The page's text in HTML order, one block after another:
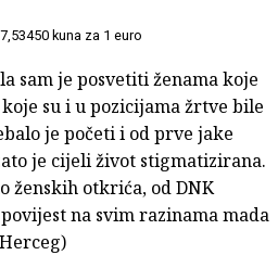
kuna za 1 euro
sam je posvetiti ženama koje
su i u pozicijama žrtve bile
je početi i od prve jake
je cijeli život stigmatizirana.
ženskih otkrića, od DNK
na svim razinama mada